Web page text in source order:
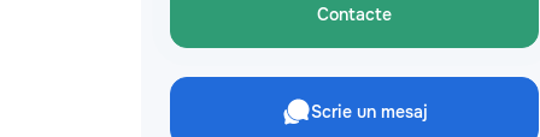
Contacte
Scrie un mesaj